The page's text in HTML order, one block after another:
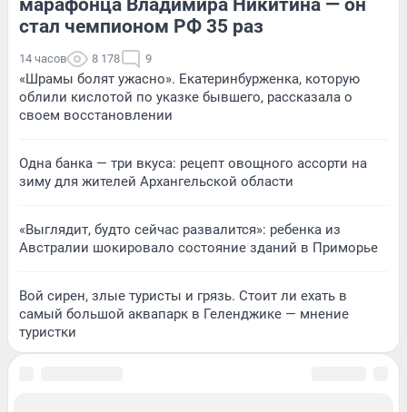
марафонца Владимира Никитина — он
стал чемпионом РФ 35 раз
14 часов 8 178 9
«Шрамы болят ужасно». Екатеринбурженка, которую
облили кислотой по указке бывшего, рассказала о
своем восстановлении
Одна банка — три вкуса: рецепт овощного ассорти на
зиму для жителей Архангельской области
«Выглядит, будто сейчас развалится»: ребенка из
Австралии шокировало состояние зданий в Приморье
Вой сирен, злые туристы и грязь. Стоит ли ехать в
самый большой аквапарк в Геленджике — мнение
туристки